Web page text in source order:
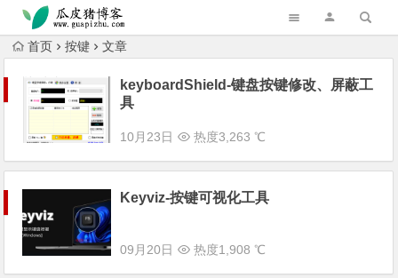
跳转到主内容
首页 按键 文章
keyboardShield-键盘按键修改、屏蔽工
具
10月23日 热度3,263 ℃
Keyviz-按键可视化工具
09月20日 热度1,908 ℃